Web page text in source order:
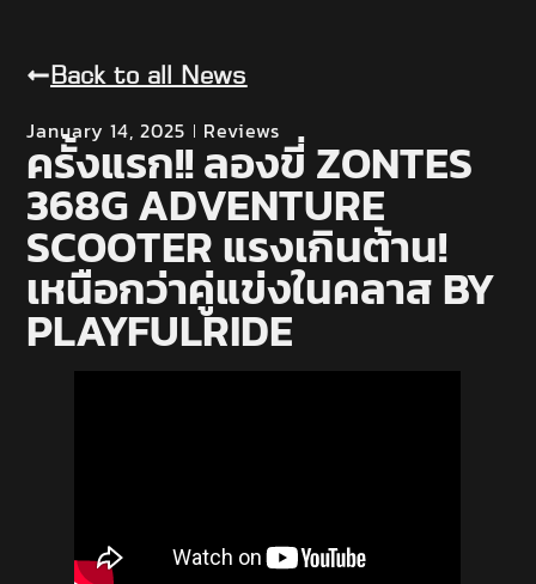
Back to all News
January 14, 2025 Reviews
ครั้งแรก!! ลองขี่ ZONTES
368G ADVENTURE
SCOOTER แรงเกินต้าน!
เหนือกว่าคู่แข่งในคลาส BY
PLAYFULRIDE